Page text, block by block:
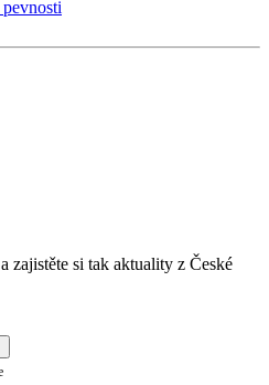
zajistěte si tak aktuality z České